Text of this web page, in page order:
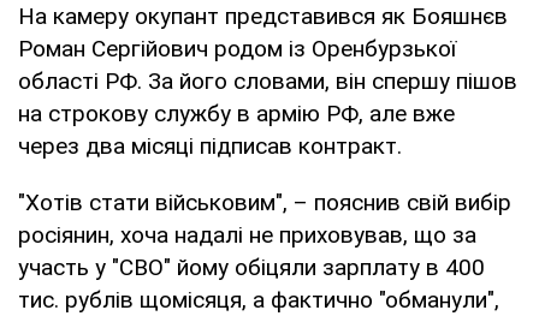
На камеру окупант представився як Бояшнєв
Роман Сергійович родом із Оренбурзької
області РФ. За його словами, він спершу пішов
на строкову службу в армію РФ, але вже
через два місяці підписав контракт.
"Хотів стати військовим", – пояснив свій вибір
росіянин, хоча надалі не приховував, що за
участь у "СВО" йому обіцяли зарплату в 400
тис. рублів щомісяця, а фактично "обманули",